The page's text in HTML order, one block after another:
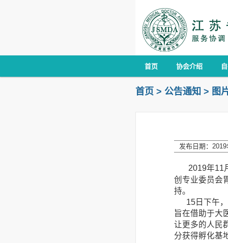
首页 协会介绍
首页 > 公告通知 > 图
发布日期：
2019年11
创专业委员会
持。
15日下午，
旨在借助于大
让更多的人民
分获得孵化基